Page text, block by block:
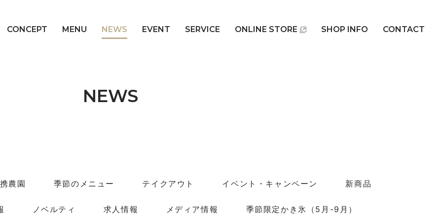
CONCEPT MENU NEWS EVENT SERVICE ONLINE STORE SHOP INFO CONTACT
NEWS
農園 季節のメニュー テイクアウト イベント・キャンペーン 新商品
ノベルティ 求人情報 メディア情報 季節限定かき氷（5月-9月）